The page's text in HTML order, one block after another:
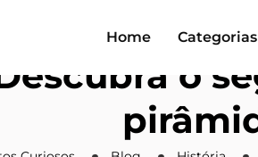
Home Categorias
o